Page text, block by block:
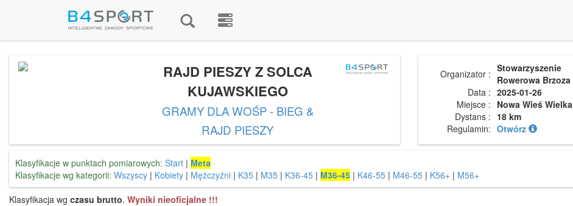
RAJD PIESZY Z SOLCA
KUJAWSKIEGO
GRAMY DLA WOŚP - BIEG &
RAJD PIESZY
Organizator : Stowarzyszenie
Rowerowa Brzoza
Data : 2025-01-26
Miejsce : Nowa Wieś Wielka
Dystans : 18 km
Regulamin: Otwórz
Klasyfikacje w punktach pomiarowych: Start | Meta
Klasyfikacje wg kategorii: Wszyscy | Kobiety | Mężczyźni | K35 | M35 | K36-45 | M36-45 | K46-55 | M46-55 | K56+ | M56+
Klasyfikacja wg czasu brutto. Wyniki nieoficjalne !!!